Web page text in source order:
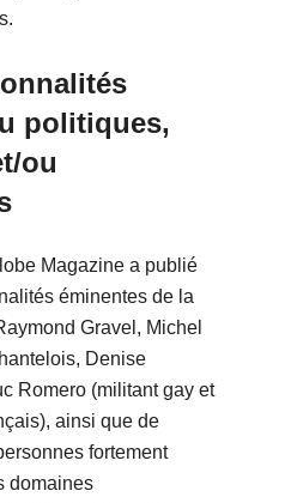
politiques,
ou
Magazine a publié
éminentes de la
Gravel, Michel
Denise
Romero (militant gay et
ainsi que de
fortement
domaines